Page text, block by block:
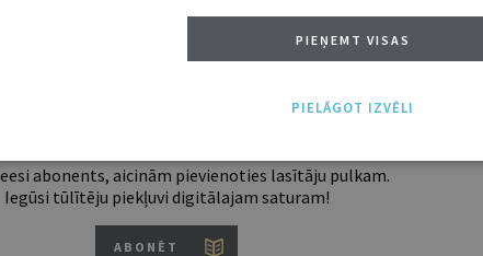
abonents, aicinām pievienoties lasītāju pulkam.
Iegūsi tūlītēju piekļuvi digitālajam saturam!
ABONĒT
PIEŅEMT VISAS
PIELĀGOT IZVĒLI